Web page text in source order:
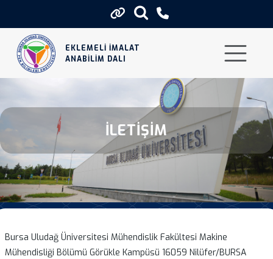
EKLEMELİ İMALAT
ANABİLİM DALI
İletisim
İLETIŞIM
Bursa Uludağ Üniversitesi Mühendislik Fakültesi Makine
Mühendisliği Bölümü Görükle Kampüsü 16059 Nilüfer/BURSA